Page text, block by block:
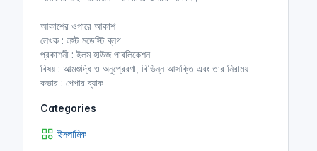
আকাশের ওপারে আকাশ
লেখক : লস্ট মডেস্টি ব্লগ
প্রকাশনী : ইলম হাউজ পাবলিকেশন
বিষয় : আত্মশুদ্ধি ও অনুপ্রেরণা, বিভিন্ন আসক্তি এবং তার নিরাময়
কভার : পেপার ব্যাক
Categories
ইসলামিক